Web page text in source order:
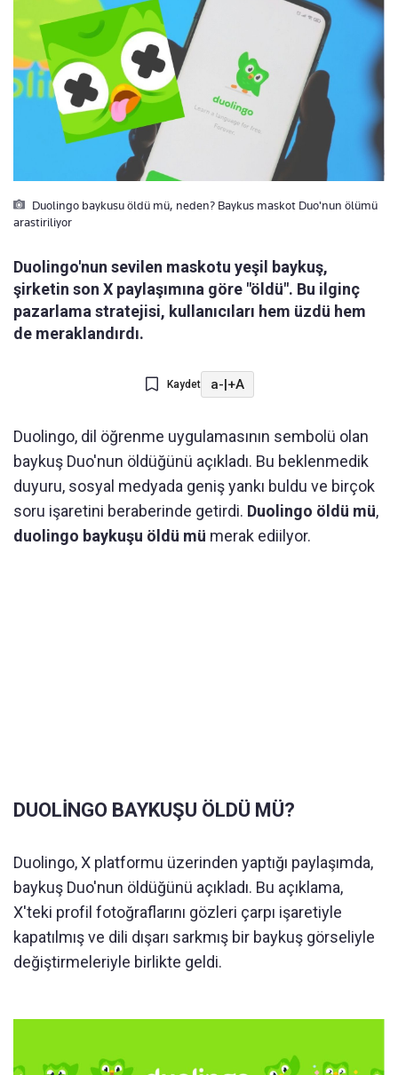
Duolingo baykusu öldü mü, neden? Baykus maskot Duo'nun ölümü
arastiriliyor
Duolingo'nun sevilen maskotu yeşil baykuş,
şirketin son X paylaşımına göre "öldü". Bu ilginç
pazarlama stratejisi, kullanıcıları hem üzdü hem
de meraklandırdı.
Kaydet a-|+A
Duolingo, dil öğrenme uygulamasının sembolü olan
baykuş Duo'nun öldüğünü açıkladı. Bu beklenmedik
duyuru, sosyal medyada geniş yankı buldu ve birçok
soru işaretini beraberinde getirdi. Duolingo öldü mü,
duolingo baykuşu öldü mü merak ediilyor.
DUOLİNGO BAYKUŞU ÖLDÜ MÜ?
Duolingo, X platformu üzerinden yaptığı paylaşımda,
baykuş Duo'nun öldüğünü açıkladı. Bu açıklama,
X'teki profil fotoğraflarını gözleri çarpı işaretiyle
kapatılmış ve dili dışarı sarkmış bir baykuş görseliyle
değiştirmeleriyle birlikte geldi.